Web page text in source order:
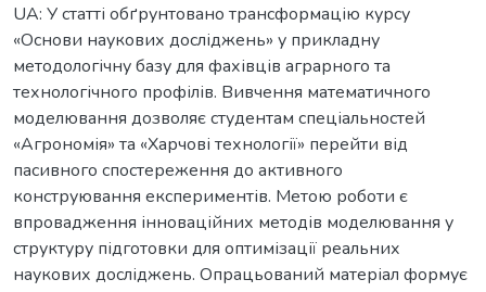
UA: У статті обґрунтовано трансформацію курсу
«Основи наукових досліджень» у прикладну
методологічну базу для фахівців аграрного та
технологічного профілів. Вивчення математичного
моделювання дозволяє студентам спеціальностей
«Агрономія» та «Харчові технології» перейти від
пасивного спостереження до активного
конструювання експериментів. Метою роботи є
впровадження інноваційних методів моделювання у
структуру підготовки для оптимізації реальних
наукових досліджень. Опрацьований матеріал формує